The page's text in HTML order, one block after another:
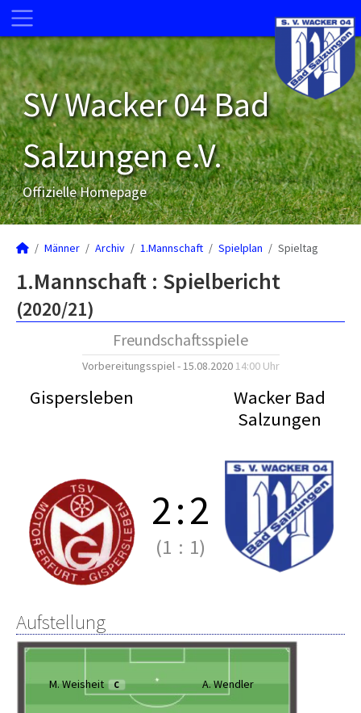
SV Wacker 04 Bad
Salzungen e.V.
Offizielle Homepage
Männer Archiv 1.Mannschaft Spielplan Spieltag
1.Mannschaft : Spielbericht
(2020/21)
Freundschaftsspiele
Vorbereitungsspiel - 15.08.2020 14:00 Uhr
Gispersleben
Wacker Bad
Salzungen
2:2
(1 : 1)
Aufstellung
M. Weisheit C A. Wendler